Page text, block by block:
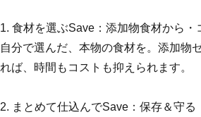
1. 食材を選ぶSave：添加物食材から・
自分で選んだ、本物の食材を。添加物
れば、時間もコストも抑えられます。
2. まとめて仕込んでSave：保存＆守る